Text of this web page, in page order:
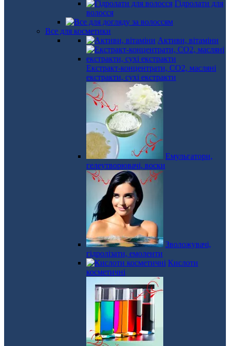
Гідролати для
волосся
Все для косметики
Активи, вітаміни
Екстракт-концентрати, СО2, масляні
екстракти, сухі екстракти
Емульгатори,
гелеутворювачі, воски
Зволожувачі,
гідролізати, емоленти
Кислоти
косметичні